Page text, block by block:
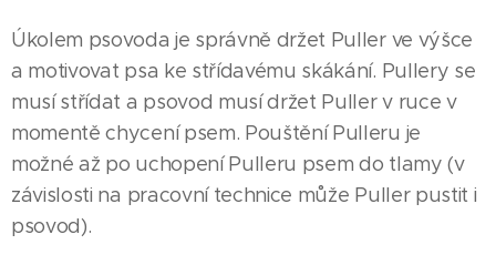
Úkolem psovoda je správně držet Puller ve výšce
a motivovat psa ke střídavému skákání. Pullery se
musí střídat a psovod musí držet Puller v ruce v
momentě chycení psem. Pouštění Pulleru je
možné až po uchopení Pulleru psem do tlamy (v
závislosti na pracovní technice může Puller pustit i
psovod).